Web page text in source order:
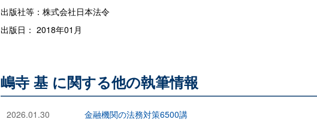
出版社等：株式会社日本法令
出版日： 2018年01月
嶋寺 基 に関する他の執筆情報
2026.01.30 金融機関の法務対策6500講